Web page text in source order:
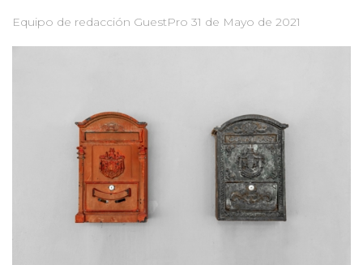
Equipo de redacción GuestPro 31 de Mayo de 2021